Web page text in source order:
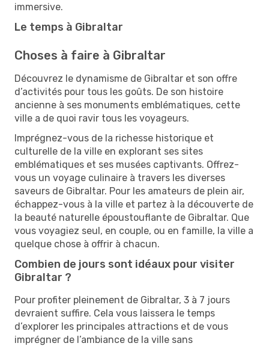
immersive.
Le temps à Gibraltar
Choses à faire à Gibraltar
Découvrez le dynamisme de Gibraltar et son offre
d’activités pour tous les goûts. De son histoire
ancienne à ses monuments emblématiques, cette
ville a de quoi ravir tous les voyageurs.
Imprégnez-vous de la richesse historique et
culturelle de la ville en explorant ses sites
emblématiques et ses musées captivants. Offrez-
vous un voyage culinaire à travers les diverses
saveurs de Gibraltar. Pour les amateurs de plein air,
échappez-vous à la ville et partez à la découverte de
la beauté naturelle époustouflante de Gibraltar. Que
vous voyagiez seul, en couple, ou en famille, la ville a
quelque chose à offrir à chacun.
Combien de jours sont idéaux pour visiter
Gibraltar ?
Pour profiter pleinement de Gibraltar, 3 à 7 jours
devraient suffire. Cela vous laissera le temps
d’explorer les principales attractions et de vous
imprégner de l’ambiance de la ville sans